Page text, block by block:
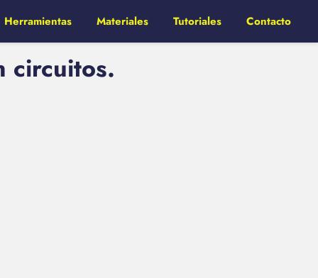
Herramientas Materiales Tutoriales Contacto
circuitos.